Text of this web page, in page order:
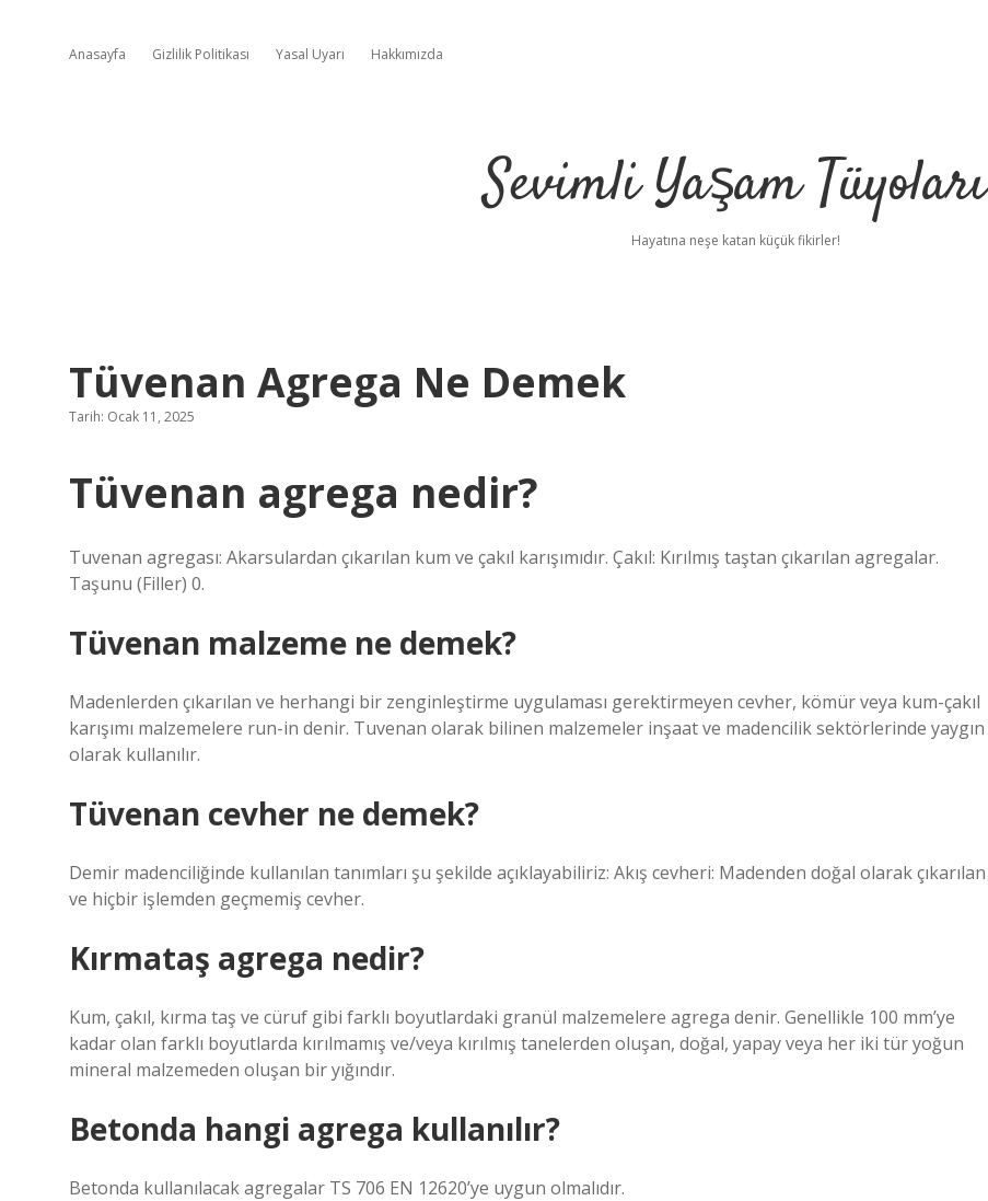
Anasayfa Gizlilik Politikası Yasal Uyarı Hakkımızda
Sevimli Yaşam Tüyoları
Hayatına neşe katan küçük fikirler!
Tüvenan Agrega Ne Demek
Tarih: Ocak 11, 2025
Tüvenan agrega nedir?
Tuvenan agregası: Akarsulardan çıkarılan kum ve çakıl karışımıdır. Çakıl: Kırılmış taştan çıkarılan agregalar.
Taşunu (Filler) 0.
Tüvenan malzeme ne demek?
Madenlerden çıkarılan ve herhangi bir zenginleştirme uygulaması gerektirmeyen cevher, kömür veya kum-çakıl
karışımı malzemelere run-in denir. Tuvenan olarak bilinen malzemeler inşaat ve madencilik sektörlerinde yaygın
olarak kullanılır.
Tüvenan cevher ne demek?
Demir madenciliğinde kullanılan tanımları şu şekilde açıklayabiliriz: Akış cevheri: Madenden doğal olarak çıkarılan
ve hiçbir işlemden geçmemiş cevher.
Kırmataş agrega nedir?
Kum, çakıl, kırma taş ve cüruf gibi farklı boyutlardaki granül malzemelere agrega denir. Genellikle 100 mm’ye
kadar olan farklı boyutlarda kırılmamış ve/veya kırılmış tanelerden oluşan, doğal, yapay veya her iki tür yoğun
mineral malzemeden oluşan bir yığındır.
Betonda hangi agrega kullanılır?
Betonda kullanılacak agregalar TS 706 EN 12620’ye uygun olmalıdır.